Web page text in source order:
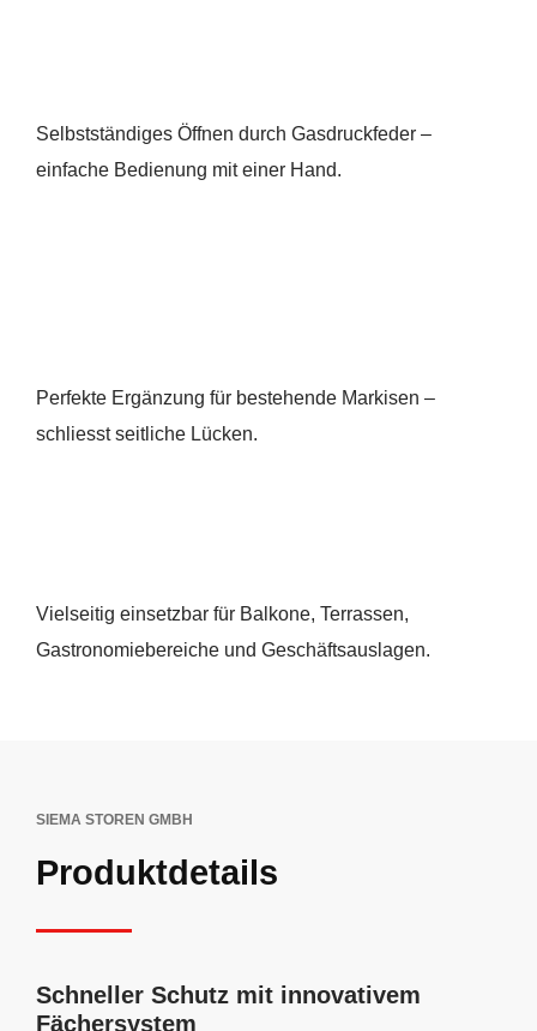
Selbstständiges Öffnen durch Gasdruckfeder –
einfache Bedienung mit einer Hand.
Perfekte Ergänzung für bestehende Markisen –
schliesst seitliche Lücken.
Vielseitig einsetzbar für Balkone, Terrassen,
Gastronomiebereiche und Geschäftsauslagen.
SIEMA STOREN GMBH
Produktdetails
Schneller Schutz mit innovativem
Fächersystem